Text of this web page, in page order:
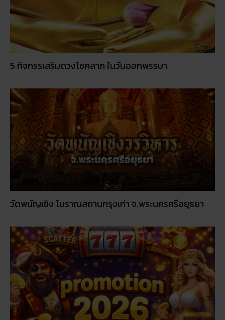
5 กิจกรรเสริมดวงโชคลาภ ในวันออกพรรษา
วัดพนัญเชิง โบราณสถานกรุงเก่า จ.พระนครศรีอยุธยา